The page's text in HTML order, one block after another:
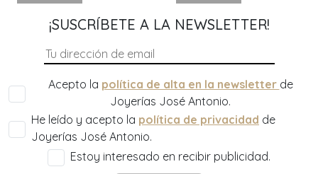
¡SUSCRÍBETE A LA NEWSLETTER!
Acepto la política de alta en la newsletter de
Joyerías José Antonio.
He leído y acepto la política de privacidad de
Joyerías José Antonio.
Estoy interesado en recibir publicidad.